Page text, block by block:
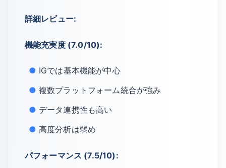
詳細レビュー:
機能充実度 (7.0/10):
IGでは基本機能が中心
複数プラットフォーム統合が強み
データ連携性も高い
高度分析は弱め
パフォーマンス (7.5/10):